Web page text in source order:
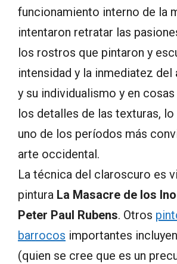
funcionamiento interno de la
intentaron retratar las
los rostros que pintaron y
intensidad y la inmediatez del
y su individualismo y en
los detalles de las texturas,
uno de los períodos más
arte occidental.
La técnica del claroscuro es
pintura La Masacre de los
Peter Paul Rubens. Otros
barrocos importantes
(quien se cree que es un